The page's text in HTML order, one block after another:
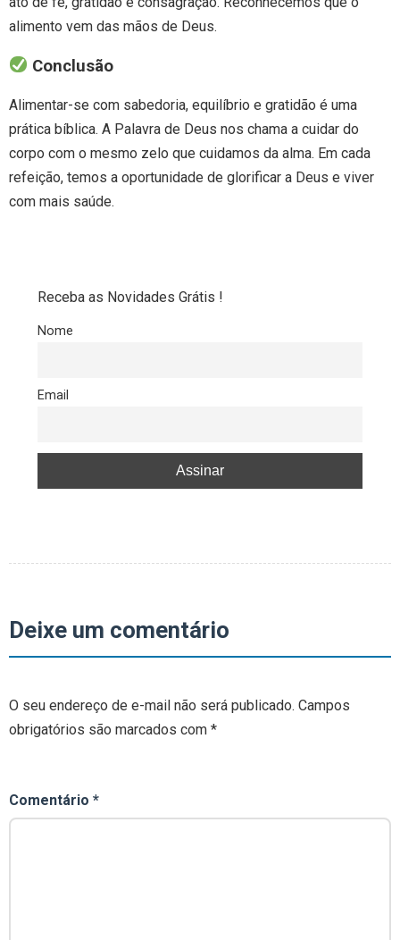
alimento vem das mãos de Deus.
Conclusão
Alimentar-se com sabedoria, equilíbrio e gratidão é uma
prática bíblica. A Palavra de Deus nos chama a cuidar do
corpo com o mesmo zelo que cuidamos da alma. Em cada
refeição, temos a oportunidade de glorificar a Deus e viver
com mais saúde.
Receba as Novidades Grátis !
Nome
Email
Deixe um comentário
O seu endereço de e-mail não será publicado. Campos
obrigatórios são marcados com *
Comentário *